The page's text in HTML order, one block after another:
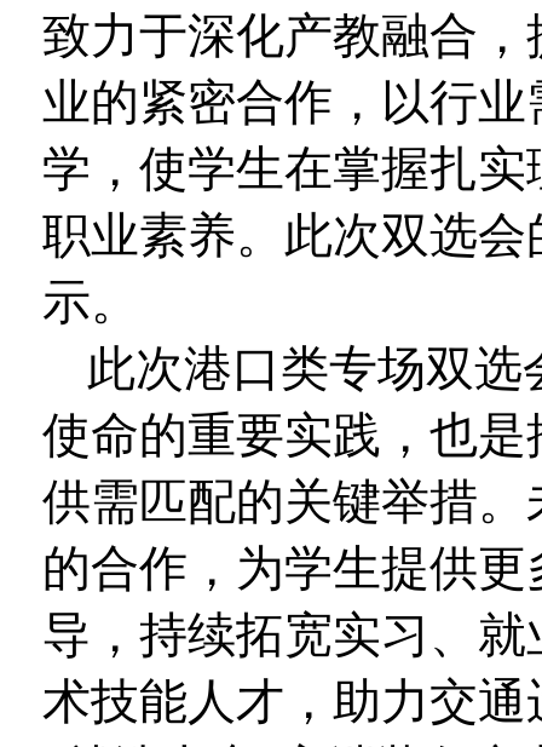
致力于深化产教融合
业的紧密合作，以行
学，使学生在掌握扎
职业素养。此次双选
示。
此次港口类专场双
使命的重要实践，也
供需匹配的关键举措
的合作，为学生提供
导，持续拓宽实习、
术技能人才，助力交